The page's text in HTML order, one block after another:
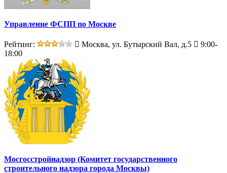
Управление ФСПП по Москве
Рейтинг: Москва, ул. Бутырский Вал, д.5
9:00-
18:00
Мосгосстройнадзор (Комитет государственного
строительного надзора города Москвы)